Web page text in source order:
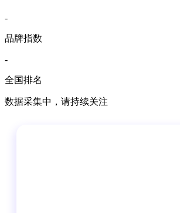
-
品牌指数
-
全国排名
数据采集中，请持续关注